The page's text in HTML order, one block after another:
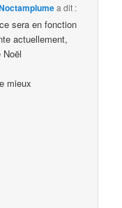
a dit :
sera en fonction
actuellement,
mieux